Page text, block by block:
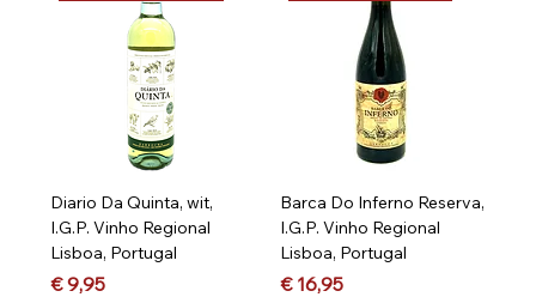
Diario Da Quinta, wit,
I.G.P. Vinho Regional
Lisboa, Portugal
Prijs
€ 9,95
Barca Do Inferno Reserva,
I.G.P. Vinho Regional
Lisboa, Portugal
Prijs
€ 16,95